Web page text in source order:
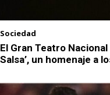
Sociedad
El Gran Teatro
Salsa’, un homenaje a